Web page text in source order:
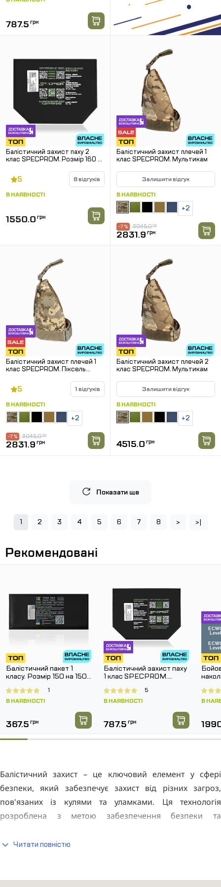
787.5 грн
Балістичний захист паху 2
клас SPECPROM. Розмір 160 на
5 8 відгуків
В НАЯВНОСТІ
1550.0 грн
Балістичний захист плечей 1
клас SPECPROM. Мультикам
Залишити відгук
В НАЯВНОСТІ
+2
3045.0грн
-7 %
2831.9 грн
Балістичний захист плечей 1
клас SPECPROM. Піксель
5 1 відгуків
В НАЯВНОСТІ
+2
3045.0грн
-7 %
2831.9 грн
Балістичний захист плечей 2
клас SPECPROM. Мультикам
Залишити відгук
В НАЯВНОСТІ
+2
4515.0 грн
Показати ще
1 2 3 4 5 6 7 8 > >|
Рекомендовані
Балістичний пакет 1
класу. Розмір 150 на 150
В НАЯВНОСТІ
1
367.5 грн
Балістичний захист паху
1 клас SPECPROM.
В НАЯВНОСТІ
5
787.5 грн
В
Балістичний захист – це ключовий елемент у сфері
безпеки, який забезпечує захист від різних загроз,
пов'язаних із кулями та уламками. Ця технологія
розроблена з метою забезпечення безпеки та
Основний принцип цієї амуніції полягає у здатності
Читати повністю